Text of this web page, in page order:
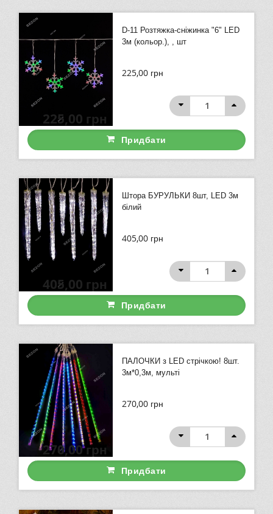
D-11 Розтяжка-сніжинка "6" LED
3м (кольор.), , шт
225,00 грн
225,00 грн
Придбати
Штора БУРУЛЬКИ 8шт, LED 3м
білий
405,00 грн
405,00 грн
Придбати
ПАЛОЧКИ з LED стрічкою! 8шт.
3м*0,3м, мульті
270,00 грн
270,00грн
Придбати